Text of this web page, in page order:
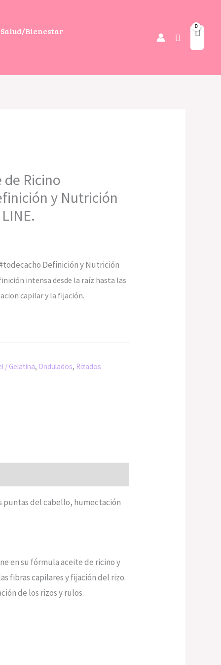
Salud/Bienestar
Buscar
Ricino
y Nutrición
Definición y Nutrición
intensa desde la raíz hasta las
capilar y la fijación.
/ Gelatina, Ondulados, Rizados
puntas del cabello, humectación
en su fórmula aceite de ricino y
fibras capilares y fijación del rizo.
de los rizos y rulos.